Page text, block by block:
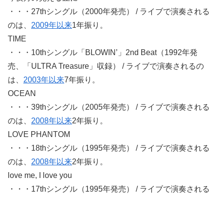
・・・27thシングル（2000年発売） / ライブで演奏される
のは、 2009年以来1年振り。
TIME
・・・10thシングル「BLOWIN’」2nd Beat（1992年発
売、「ULTRA Treasure」収録） / ライブで演奏されるの
は、 2003年以来7年振り。
OCEAN
・・・39thシングル（2005年発売） / ライブで演奏される
のは、 2008年以来2年振り。
LOVE PHANTOM
・・・18thシングル（1995年発売） / ライブで演奏される
のは、 2008年以来2年振り。
love me, I love you
・・・17thシングル（1995年発売） / ライブで演奏される